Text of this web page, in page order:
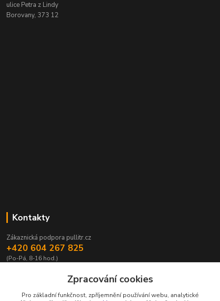
ulice Petra z Lindy
Borovany, 373 12
Kontakty
Zákaznická podpora pullitr.cz
+420 604 267 825
(Po-Pá, 8-16 hod.)
Zpracování cookies
Pro základní funkčnost, zpříjemnění používání webu, analytické